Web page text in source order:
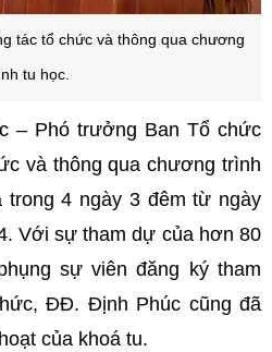
tác tổ chức và thông qua chương
tu học.
– Phó trưởng Ban Tổ chức
và thông qua chương trình
trong 4 ngày 3 đêm từ ngày
Với sự tham dự của hơn 80
sự viên đăng ký tham
ĐĐ. Định Phúc cũng đã
của khoá tu.